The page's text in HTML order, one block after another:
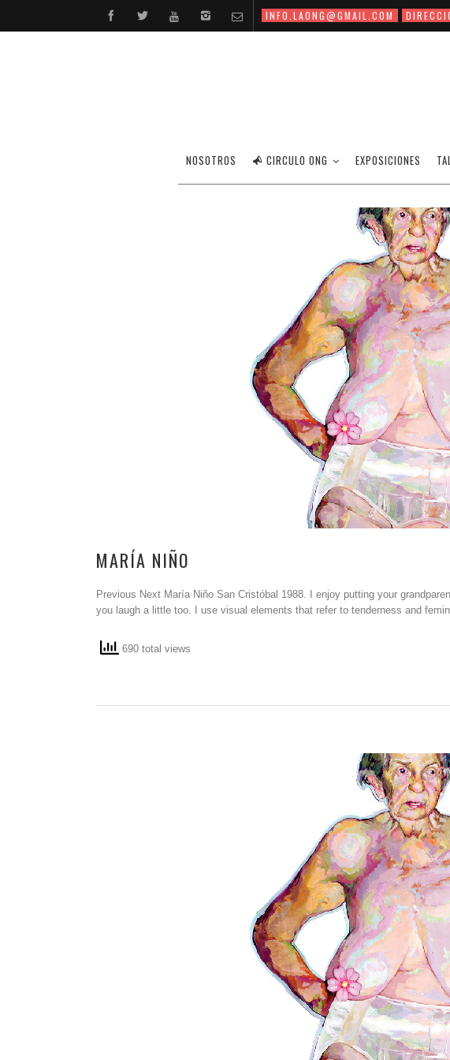
INFO.LAONG@GMAIL.COM
NOSOTROS CIRCULO ONG EXPOSICIONES
MARÍA NIÑO
Previous Next María Niño San Cristóbal 1988. I enjoy putting your
you laugh a little too. I use visual elements that refer to tenderness and
690 total views